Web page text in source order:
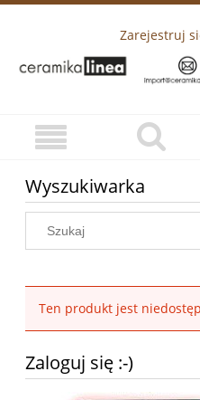
Zarejestruj
Wyszukiwarka
Ten produkt jest
Zaloguj się :-)